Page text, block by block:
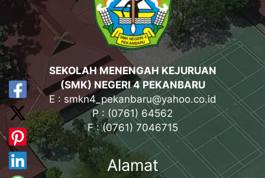
SEKOLAH MENENGAH KEJURUAN
(SMK) NEGERI 4 PEKANBARU
E : smkn4_pekanbaru@yahoo.co.id
P : (0761) 64562
F : (0761) 7046715
Alamat